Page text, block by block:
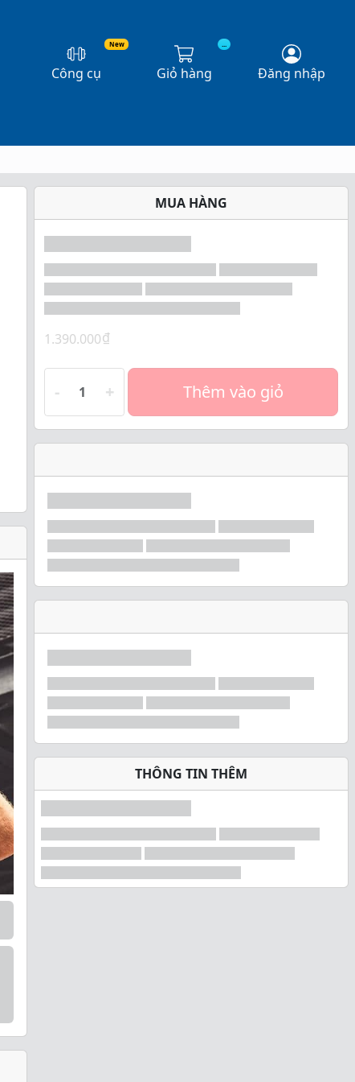
New
Công cụ
...
Giỏ hàng Đăng nhập
MUA HÀNG
1.390.000₫
- + Thêm vào giỏ
THÔNG TIN THÊM